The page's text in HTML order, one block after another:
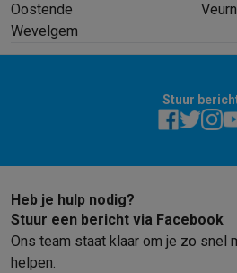
Oostende
Wevelgem
Stuur
Heb je hulp nodig?
Stuur een bericht via Facebook
Ons team staat klaar om je zo snel
helpen.